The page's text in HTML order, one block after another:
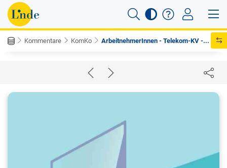
Kommentare KomKo ArbeitnehmerInnen - Telekom-KV -...